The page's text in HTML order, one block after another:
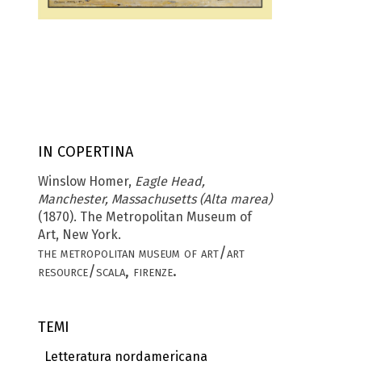
IN COPERTINA
Winslow Homer, Eagle Head,
Manchester, Massachusetts (Alta marea)
(1870). The Met­ropolitan Museum of
Art, New York.
the metropolitan museum of art/art
resource/scala, firenze.
TEMI
Letteratura nordamericana